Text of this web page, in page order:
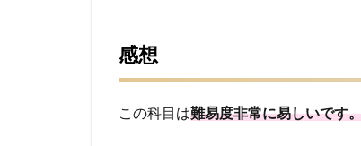
感想
この科目は難易度非常に易しいです